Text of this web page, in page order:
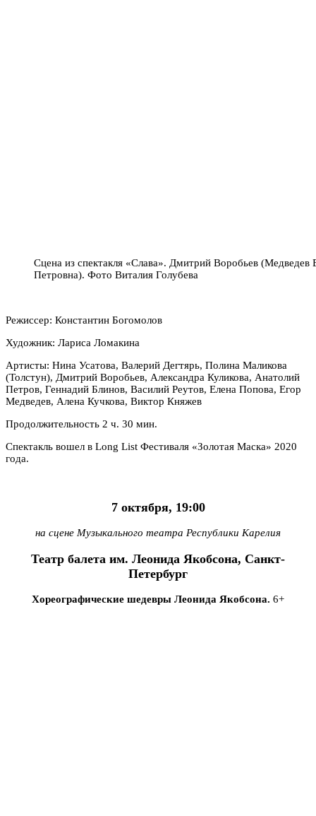
Сцена из спектакля «Слава». Дмитрий Воробьев
Петровна). Фото Виталия Голубева
Режиссер: Константин Богомолов
Художник: Лариса Ломакина
Артисты: Нина Усатова, Валерий Дегтярь, Полина Маликова
(Толстун), Дмитрий Воробьев, Александра Куликова, Анатолий
Петров, Геннадий Блинов, Василий Реутов, Елена Попова, Егор
Медведев, Алена Кучкова, Виктор Княжев
Продолжительность 2 ч. 30 мин.
Спектакль вошел в Long List Фестиваля «Золотая Маска» 2020
года.
7 октября, 19:00
на сцене Музыкального театра Республики Карелия
Театр балета им. Леонида Якобсона, Санкт-
Петербург
Хореографические шедевры Леонида Якобсона. 6+